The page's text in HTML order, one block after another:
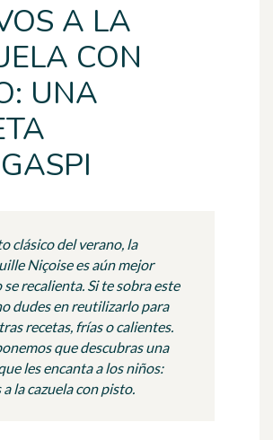
A LA
CON
UNA
clásico del verano, la
Niçoise es aún mejor
se recalienta. Si te sobra este
dudes en reutilizarlo para
recetas, frías o calientes.
que descubras una
les encanta a los niños:
la cazuela con pisto.